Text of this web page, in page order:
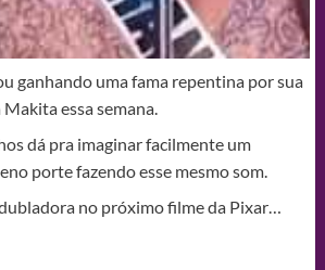
ganhando uma fama repentina por sua
essa semana.
dá pra imaginar facilmente um
porte fazendo esse mesmo som.
no próximo filme da Pixar…